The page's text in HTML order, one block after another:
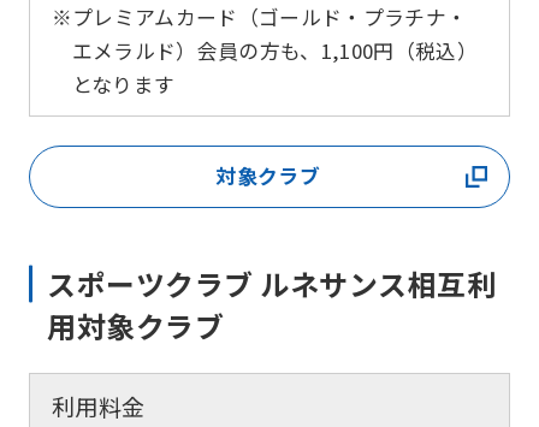
※プレミアムカード（ゴールド・プラチナ・
エメラルド）会員の方も、1,100円（税込）
となります
対象クラブ
スポーツクラブ ルネサンス相互利
用対象クラブ
利用料金